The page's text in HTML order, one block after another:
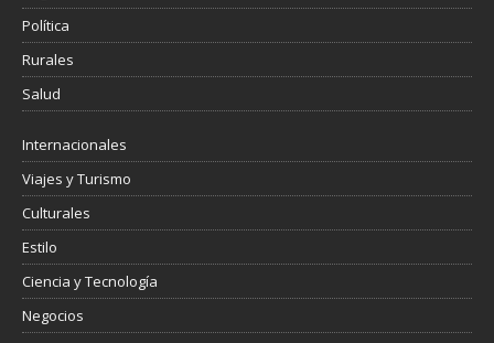
Política
Rurales
Salud
Internacionales
Viajes y Turismo
Culturales
Estilo
Ciencia y Tecnología
Negocios